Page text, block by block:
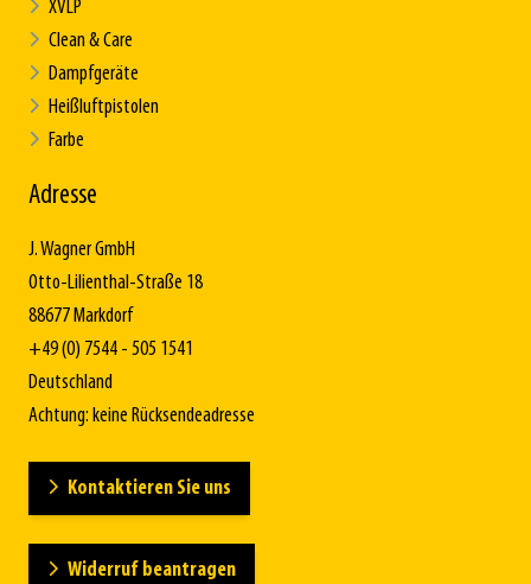
XVLP
Clean & Care
Dampfgeräte
Heißluftpistolen
Farbe
Adresse
J. Wagner GmbH
Otto-Lilienthal-Straße 18
88677 Markdorf
+49 (0) 7544 - 505 1541
Deutschland
Achtung: keine Rücksendeadresse
Kontaktieren Sie uns
Widerruf beantragen